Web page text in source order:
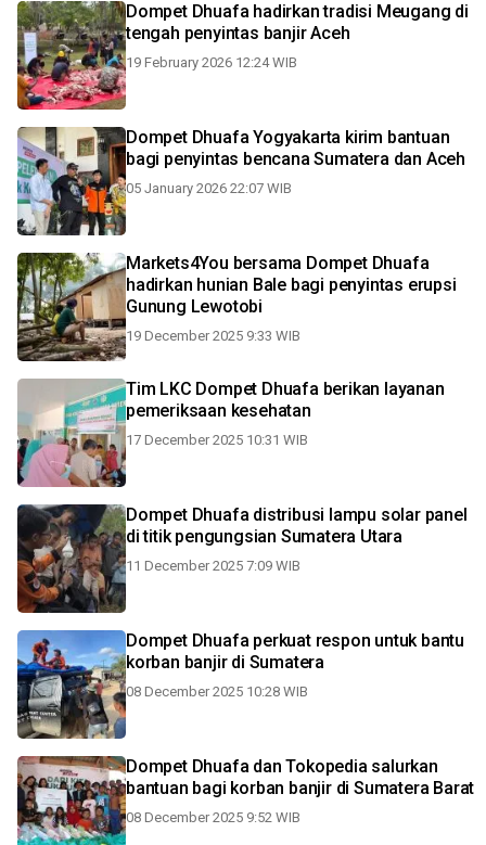
Dompet Dhuafa hadirkan tradisi Meugang di
tengah penyintas banjir Aceh
19 February 2026 12:24 WIB
Dompet Dhuafa Yogyakarta kirim bantuan
bagi penyintas bencana Sumatera dan Aceh
05 January 2026 22:07 WIB
Markets4You bersama Dompet Dhuafa
hadirkan hunian Bale bagi penyintas erupsi
Gunung Lewotobi
19 December 2025 9:33 WIB
Tim LKC Dompet Dhuafa berikan layanan
pemeriksaan kesehatan
17 December 2025 10:31 WIB
Dompet Dhuafa distribusi lampu solar panel
di titik pengungsian Sumatera Utara
11 December 2025 7:09 WIB
Dompet Dhuafa perkuat respon untuk bantu
korban banjir di Sumatera
08 December 2025 10:28 WIB
Dompet Dhuafa dan Tokopedia salurkan
bantuan bagi korban banjir di Sumatera Barat
08 December 2025 9:52 WIB